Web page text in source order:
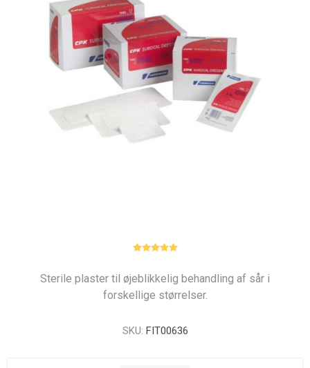
Sterile plaster til øjeblikkelig behandling af sår i
forskellige størrelser.
SKU: FIT00636